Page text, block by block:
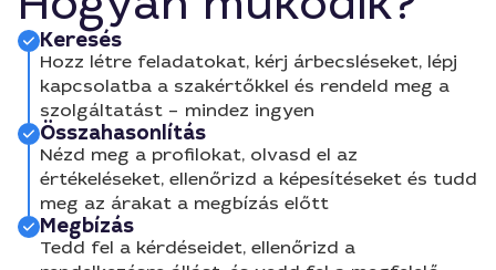
Keresés
Hozz létre feladatokat, kérj árbecsléseket, lépj
kapcsolatba a szakértőkkel és rendeld meg a
szolgáltatást – mindez ingyen
Összahasonlítás
Nézd meg a profilokat, olvasd el az
értékeléseket, ellenőrizd a képesítéseket és tudd
meg az árakat a megbízás előtt
Megbízás
Tedd fel a kérdéseidet, ellenőrizd a